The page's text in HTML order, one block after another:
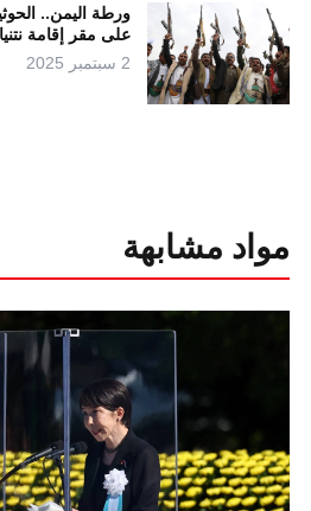
ورطة اليمن..
على مقر إقامة
2 سبتمبر 2025
مواد مشابهة